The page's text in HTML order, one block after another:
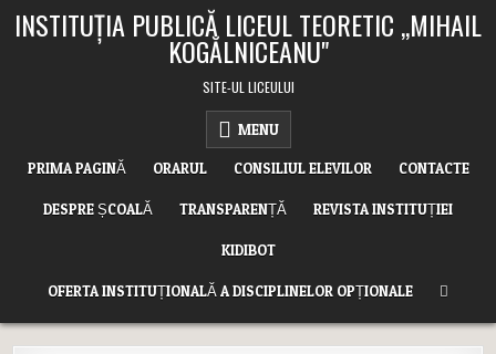
INSTITUȚIA PUBLICĂ LICEUL TEORETIC ,,MIHAIL
KOGĂLNICEANU"
SITE-UL LICEULUI
MENU
PRIMA PAGINĂ ORARUL CONSILIUL ELEVILOR CONTACTE
DESPRE ȘCOALĂ TRANSPARENȚĂ REVISTA INSTITUȚIEI
KIDIBOT
OFERTA INSTITUȚIONALĂ A DISCIPLINELOR OPȚIONALE